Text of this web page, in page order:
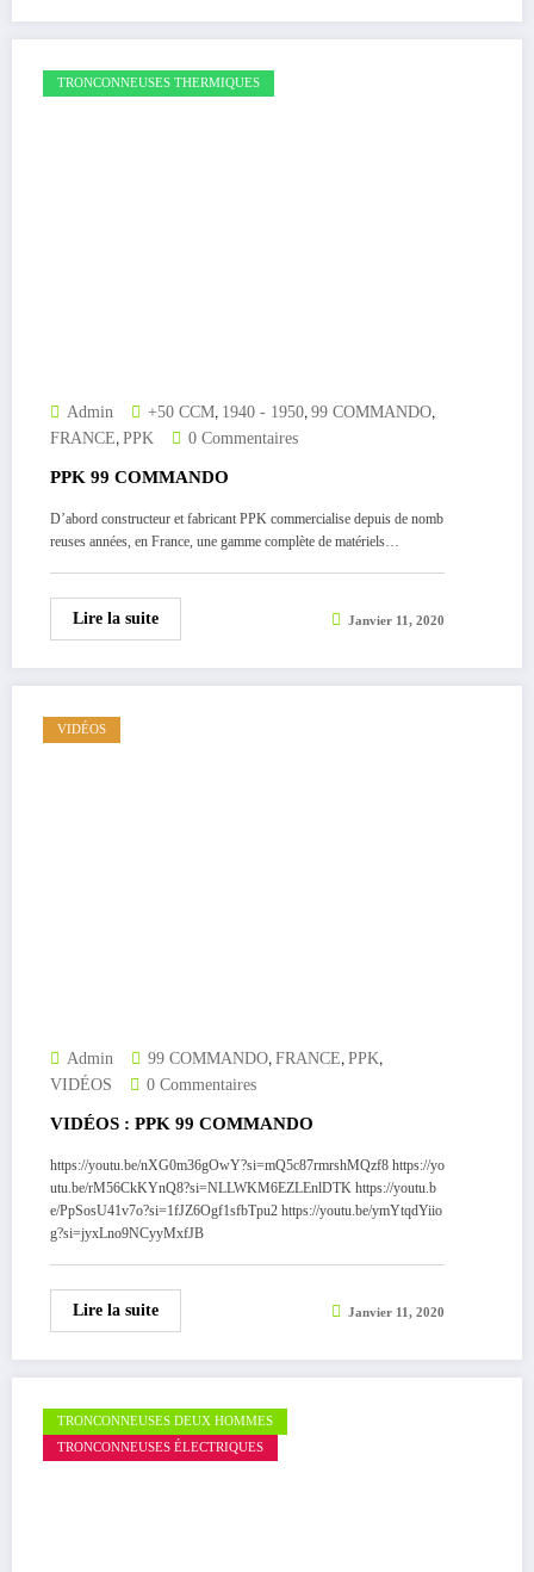
TRONCONNEUSES THERMIQUES
Admin +50 CCM, 1940 - 1950, 99 COMMANDO,
FRANCE, PPK 0 Commentaires
PPK 99 COMMANDO
D’abord constructeur et fabricant PPK commercialise depuis de nomb
reuses années, en France, une gamme complète de matériels…
Lire la suite Janvier 11, 2020
VIDÉOS
Admin 99 COMMANDO, FRANCE, PPK,
VIDÉOS 0 Commentaires
VIDÉOS : PPK 99 COMMANDO
https://youtu.be/nXG0m36gOwY?si=mQ5c87rmrshMQzf8 https://yo
utu.be/rM56CkKYnQ8?si=NLLWKM6EZLEnlDTK https://youtu.b
e/PpSosU41v7o?si=1fJZ6Ogf1sfbTpu2 https://youtu.be/ymYtqdYiio
g?si=jyxLno9NCyyMxfJB
Lire la suite Janvier 11, 2020
TRONCONNEUSES DEUX HOMMES
TRONCONNEUSES ÉLECTRIQUES